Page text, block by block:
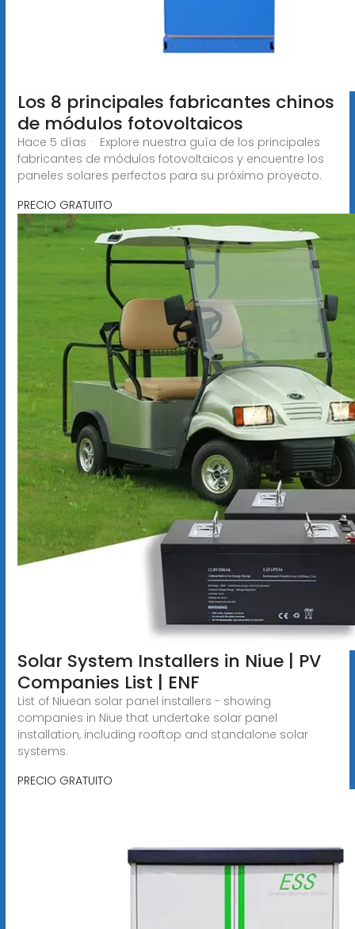
Los 8 principales fabricantes chinos
de módulos fotovoltaicos
Hace 5 días · Explore nuestra guía de los principales
fabricantes de módulos fotovoltaicos y encuentre los
paneles solares perfectos para su próximo proyecto.
PRECIO GRATUITO
Solar System Installers in Niue | PV
Companies List | ENF
List of Niuean solar panel installers - showing
companies in Niue that undertake solar panel
installation, including rooftop and standalone solar
systems.
PRECIO GRATUITO